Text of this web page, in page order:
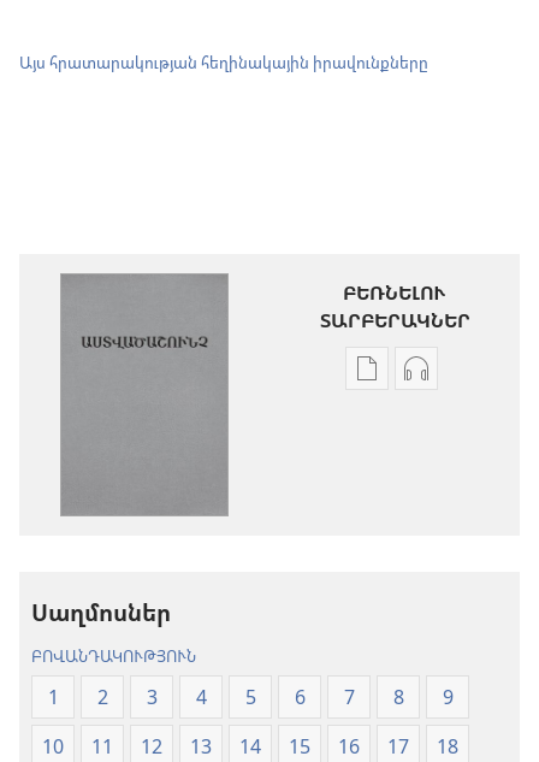
Այս հրատարակության հեղինակային իրավունքները
ԲԵՌՆԵԼՈՒ
ՏԱՐԲԵՐԱԿՆԵՐ
Թվային
Սաղմոսներ
ԲՈՎԱՆԴԱԿՈՒԹՅՈՒՆ
1 2 3 4 5 6 7 8
9
10
11 12 13 14 15 16 17
18